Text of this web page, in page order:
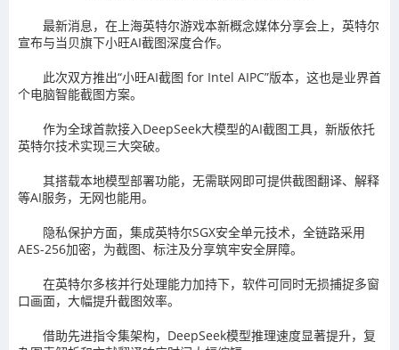
最新消息，在上海英特尔游戏本新概念媒体分享会上，英特尔
宣布与当贝旗下小旺AI截图深度合作。
此次双方推出“小旺AI截图 for Intel AIPC”版本，这也是业界首
个电脑智能截图方案。
作为全球首款接入DeepSeek大模型的AI截图工具，新版依托
英特尔技术实现三大突破。
其搭载本地模型部署功能，无需联网即可提供截图翻译、解释
等AI服务，无网也能用。
隐私保护方面，集成英特尔SGX安全单元技术，全链路采用
AES-256加密，为截图、标注及分享筑牢安全屏障。
在英特尔多核并行处理能力加持下，软件可同时无损捕捉多窗
口画面，大幅提升截图效率。
借助先进指令集架构，DeepSeek模型推理速度显著提升，复